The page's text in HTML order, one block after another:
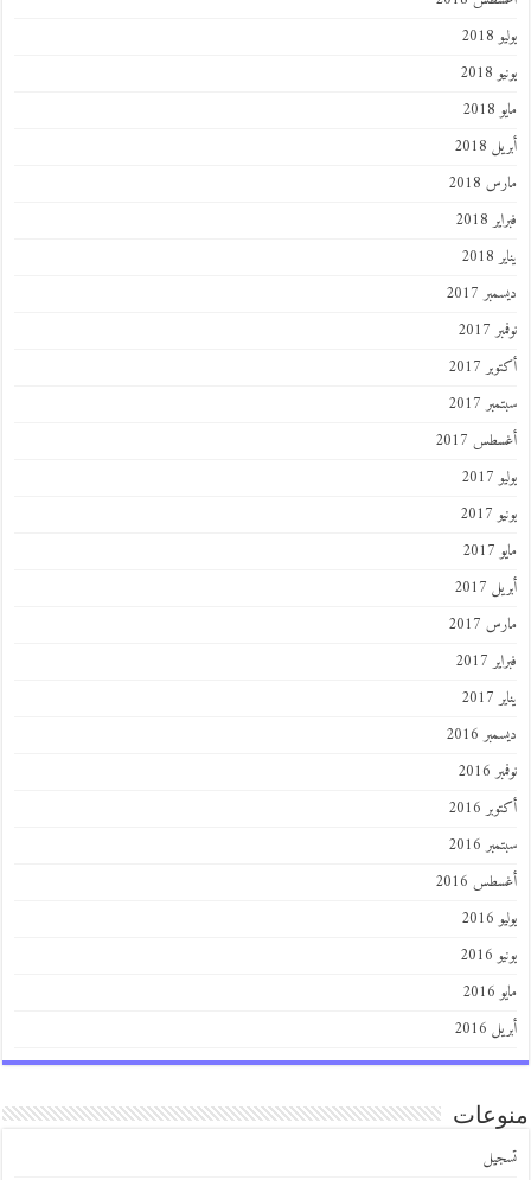
يوليو 2018
يونيو 2018
مايو 2018
أبريل 2018
مارس 2018
فبراير 2018
يناير 2018
ديسمبر 2017
نوفمبر 2017
أكتوبر 2017
سبتمبر 2017
أغسطس 2017
يوليو 2017
يونيو 2017
مايو 2017
أبريل 2017
مارس 2017
فبراير 2017
يناير 2017
ديسمبر 2016
نوفمبر 2016
أكتوبر 2016
سبتمبر 2016
أغسطس 2016
يوليو 2016
يونيو 2016
مايو 2016
أبريل 2016
منوعات
تسجيل